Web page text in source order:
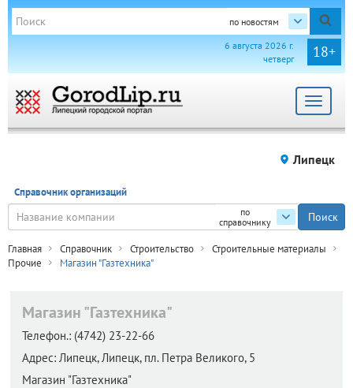
по новостям
18+
6 августа 2026 г.
четверг
Toggle
Липецк
Справочник организаций
по
справочнику
Главная Справочник Строительство
Строительные материалы
Прочие
Магазин "Газтехника"
Магазин "Газтехника"
Телефон.: (4742) 23-22-66
Адрес: Липецк,Липецк, пл. Петра Великого, 5
Магазин "Газтехника"